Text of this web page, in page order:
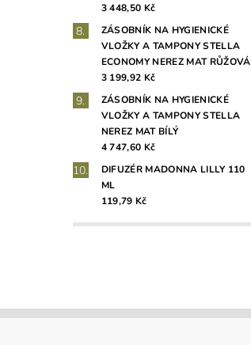
3 448,50 Kč
ZÁSOBNÍK NA HYGIENICKÉ
VLOŽKY A TAMPONY STELLA
ECONOMY NEREZ MAT RŮŽOVÁ
3 199,92 Kč
ZÁSOBNÍK NA HYGIENICKÉ
VLOŽKY A TAMPONY STELLA
NEREZ MAT BÍLÝ
4 747,60 Kč
DIFUZÉR MADONNA LILLY 110
ML
119,79 Kč